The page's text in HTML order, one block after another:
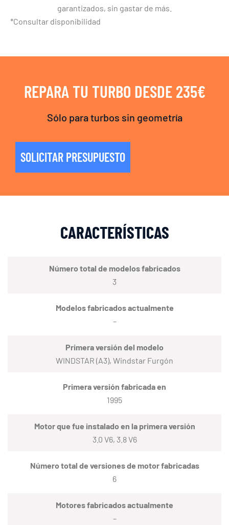
garantizados, sin gastar de más.
*Consultar disponibilidad
REPARA TU TURBO DESDE 235€
Sólo para turbos sin geometría
SOLICITAR PRESUPUESTO
CARACTERÍSTICAS
Número total de modelos fabricados
3
Modelos fabricados actualmente
–
Primera versión del modelo
WINDSTAR (A3), Windstar Furgón
Primera versión fabricada en
1995
Motor que fue instalado en la primera versión
3.0 V6, 3.8 V6
Número total de versiones de motor fabricadas
6
Motores fabricados actualmente
–